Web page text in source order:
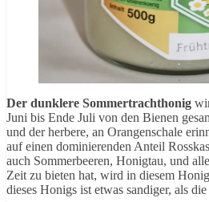
Der dunklere Sommertrachthonig
Juni bis Ende Juli von den Bienen
und der herbere, an Orangenschale
auf einen dominierenden Anteil
auch Sommerbeeren, Honigtau, und
Zeit zu bieten hat, wird in diesem
dieses Honigs ist etwas sandiger, als